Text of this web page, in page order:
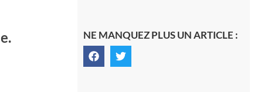
NE MANQUEZ PLUS UN ARTICLE :